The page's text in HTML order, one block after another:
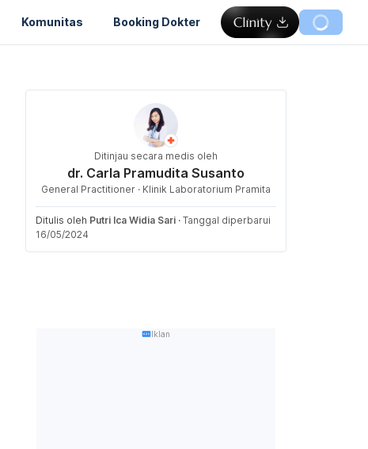
Komunitas Booking Dokter
Ditinjau secara medis oleh
dr. Carla Pramudita Susanto
General Practitioner · Klinik Laboratorium Pramita
Ditulis oleh Putri Ica Widia Sari · Tanggal diperbarui
16/05/2024
Iklan